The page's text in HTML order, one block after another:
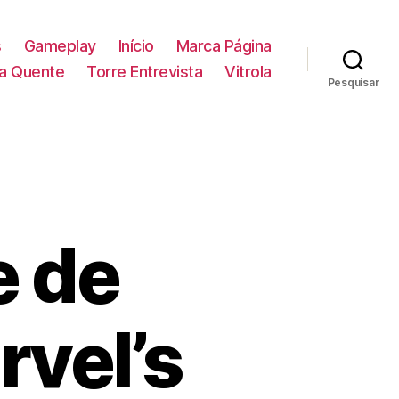
Gameplay Início
Marca Página
Quente
Torre Entrevista Vitrola
Pesquisar
de